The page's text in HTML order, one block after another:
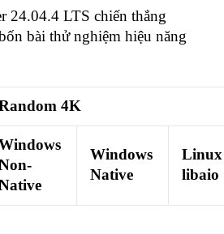
24.04.4 LTS chiến thắng
bài thử nghiệm hiệu năng
4K
Windows
Native
Linux
libaio